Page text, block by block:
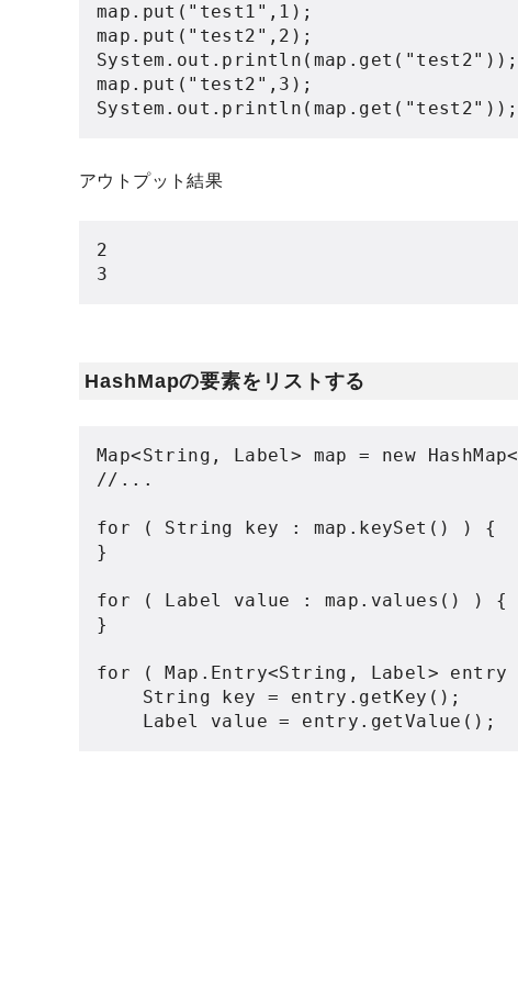
map . put ( "test1" , 1 );
map . put ( "test2" , 2 );
System . out . println ( map . get ( "test2" ));
map . put ( "test2" , 3 );
System . out . println ( map . get ( "test2" ));
アウトプット結果
2
3
HashMapの要素をリストする
Map<String , Label> map = new HashMap<
//...
for ( String key : map . keySet () )
{
}
for ( Label value : map . values () )
{
}
for ( Map . Entry<String , Label> entry
String key = entry . getKey ();
Label
value = entry . getValue ();